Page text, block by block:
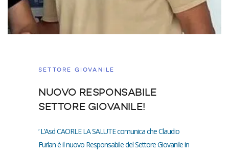
SETTORE GIOVANILE
NUOVO RESPONSABILE
SETTORE GIOVANILE!
‘ L’Asd CAORLE LA SALUTE comunica che Claudio
Furlan è il nuovo Responsabile del Settore Giovanile in